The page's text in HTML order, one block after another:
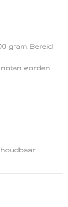
gram. Bereid
worden